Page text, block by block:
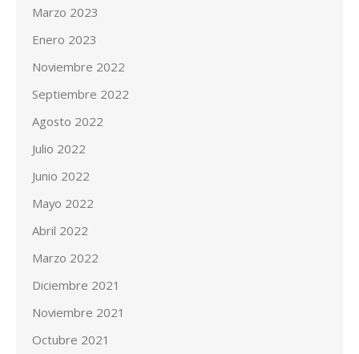
Marzo 2023
Enero 2023
Noviembre 2022
Septiembre 2022
Agosto 2022
Julio 2022
Junio 2022
Mayo 2022
Abril 2022
Marzo 2022
Diciembre 2021
Noviembre 2021
Octubre 2021